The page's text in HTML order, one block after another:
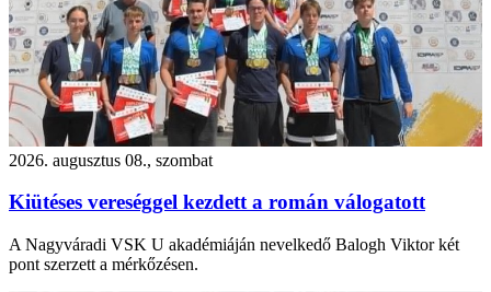
2026. augusztus 08., szombat
Kiütéses vereséggel kezdett a román válogatott
A Nagyváradi VSK U akadémiáján nevelkedő Balogh Viktor két
pont szerzett a mérkőzésen.